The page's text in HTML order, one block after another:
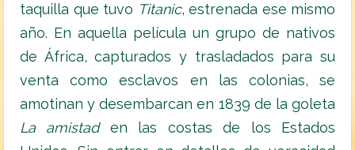
taquilla que tuvo Titanic, estrenada ese mismo
año. En aquella película un grupo de nativos
de África, capturados y trasladados para su
venta como esclavos en las colonias, se
amotinan y desembarcan en 1839 de la goleta
La amistad en las costas de los Estados